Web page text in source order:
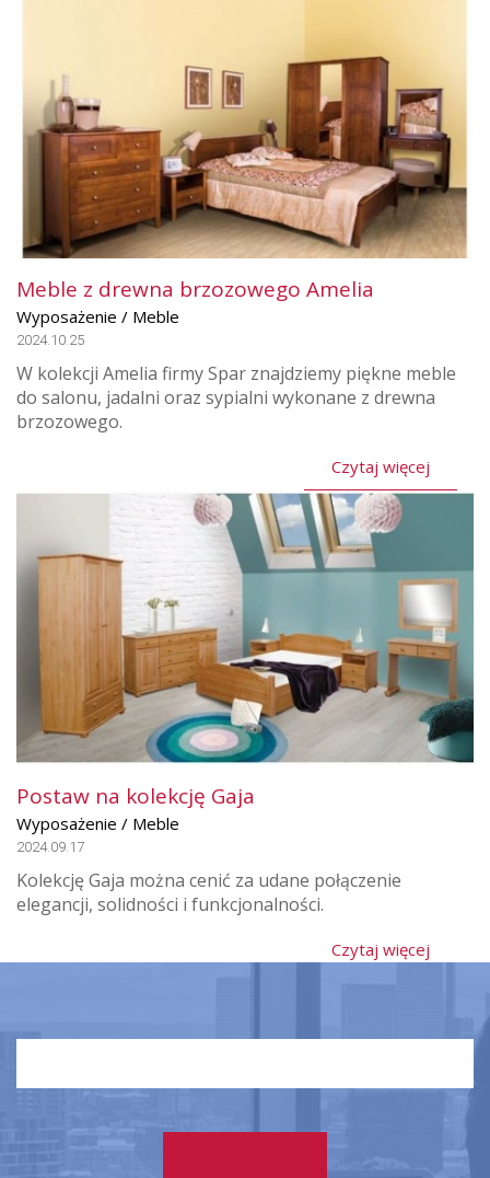
Meble z drewna brzozowego Amelia
Wyposażenie / Meble
2024.10.25
W kolekcji Amelia firmy Spar znajdziemy piękne meble
do salonu, jadalni oraz sypialni wykonane z drewna
brzozowego.
Czytaj więcej
Postaw na kolekcję Gaja
Wyposażenie / Meble
2024.09.17
Kolekcję Gaja można cenić za udane połączenie
elegancji, solidności i funkcjonalności.
Czytaj więcej